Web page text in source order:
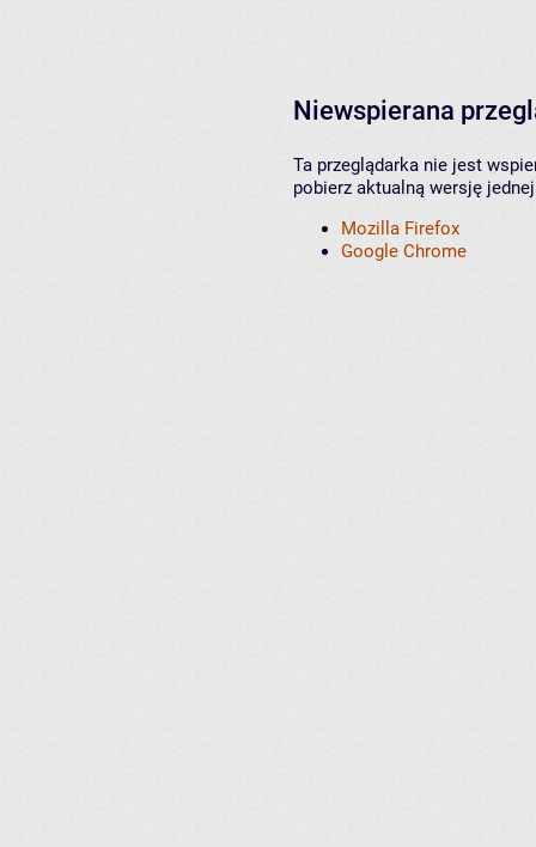
Niewspierana
Ta przeglądarka nie jest
pobierz aktualną wersję
Mozilla Firefox
Google Chrome